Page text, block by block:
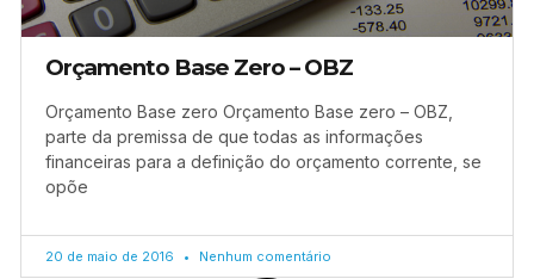
Orçamento Base Zero – OBZ
Orçamento Base zero Orçamento Base zero – OBZ,
parte da premissa de que todas as informações
financeiras para a definição do orçamento corrente, se
opõe
20 de maio de 2016 Nenhum comentário